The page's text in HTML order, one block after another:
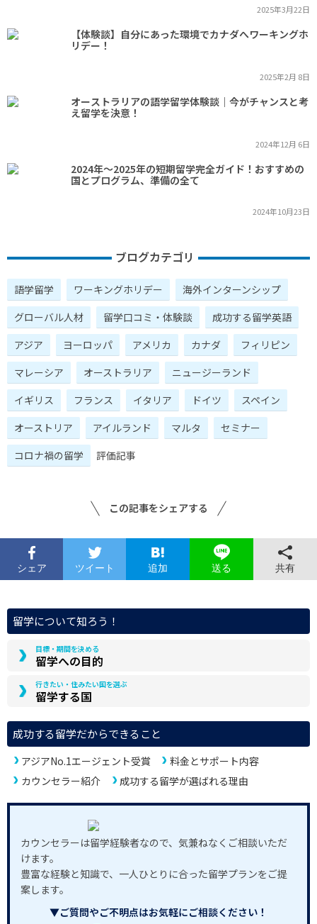
2025年3月22日
【体験談】自分にあった環境でカナダへワーキングホ
リデー！
2025年2月 8日
オーストラリアの語学留学体験談｜今がチャンスと考
え留学を決意！
2024年12月 6日
2024年～2025年の短期留学完全ガイド！おすすめの
国とプログラム、準備の全て
2024年10月23日
ブログカテゴリ
語学留学 ワーキングホリデー
海外インターンシップ
グローバル人材
留学口コミ・体験談
成功する留学英語
アジア
ヨーロッパ アメリカ カナダ
フィリピン
マレーシア
オーストラリア
ニュージーランド
イギリス
フランス イタリア ドイツ
スペイン
オーストリア
アイルランド マルタ
セミナー
コロナ禍の留学
評価記事
この記事をシェアする
シェア ツイート 追加 送る 共有
留学について知ろう！
目標・期間を決める
留学への目的
行きたい・住みたい国を選ぶ
留学する国
成功する留学だからできること
アジアNo.1エージェント受賞
料金とサポート内容
カウンセラー紹介
成功する留学が選ばれる理由
カウンセラーは留学経験者なので、気兼ねなくご相談いただ
けます。
豊富な経験と知識で、一人ひとりに合った留学プランをご提
案します。
▼ご質問やご不明点はお気軽にご相談ください！